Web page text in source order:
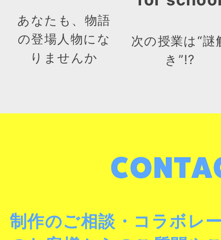
あなたも、物語
の登場人物にな
りませんか
次の授業は“謎
き”!?
制作のご相談・コラボレ